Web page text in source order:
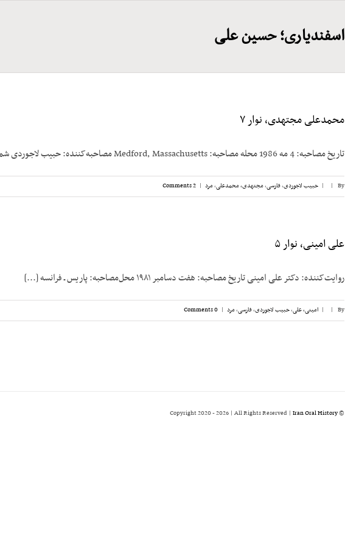
اسفندیاری؛ حسین علی
محمدعلی مجتهدی، نوار ۷
تاریخ مصاحبه: 4 مه 1986 محله مصاحبه: Medford, Massachusetts مصاحبه‌کننده: حبیب لاجوردی شماره [...]
By
|
| حبیب لاجوردی,فارسی,مجتهدی، محمدعلی,مرد |
2 Comments
علی امینی، نوار ۵
روایت‌کننده: دکتر علی امینی تاریخ مصاحبه: هفت دسامبر ۱۹۸۱ محل‌مصاحبه: پاریس ـ فرانسه [...]
By
|
| امینی، علی,حبیب لاجوردی,فارسی,مرد |
0 Comments
© Copyright 2020 -
2026 | All Rights Reserved | Iran Oral History